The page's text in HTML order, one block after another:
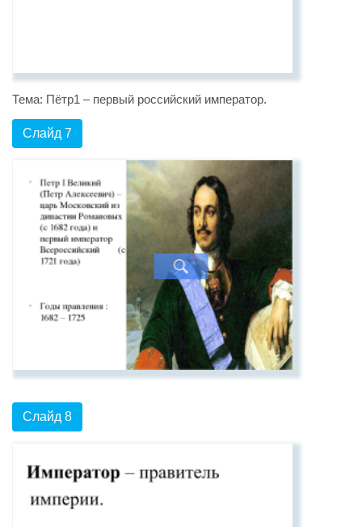
Тема: Пётр1 – первый российский император.
Слайд 7
Слайд 8